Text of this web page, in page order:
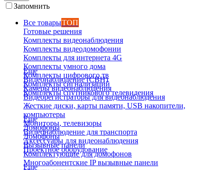
Запомнить
Все товарыТОП
Готовые решения
Комплекты видеонаблюдения
Комплекты видеодомофонии
Комплекты для интернета 4G
Комплекты умного дома
Комплекты цифрового тв
Комплекты сигнализаций
Комплекты спутникового телевидения
Еще
Видеонаблюдение (СВН)
Камеры видеонаблюдения
Видеорегистраторы для видеонаблюдения
Жесткие диски, карты памяти, USB накопители,
компьютеры
Мониторы, телевизоры
Видеонаблюдение для транспорта
Аксессуары для видеонаблюдения
Проектное оборудование
Еще
Домофоны
Домофоны
Вызывные панели
Комплектующие для домофонов
Многоабонентские IP вызывные панели
Еще